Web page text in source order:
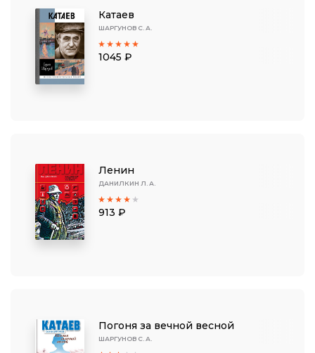
Катаев
ШАРГУНОВ С. А.
1045 ₽
Ленин
ДАНИЛКИН Л. А.
913 ₽
Погоня за вечной весной
ШАРГУНОВ С. А.